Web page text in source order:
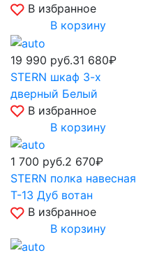
В избранное
В корзину
19 990 руб.31 680₽
STERN шкаф 3-х
дверный Белый
В избранное
В корзину
1 700 руб.2 670₽
STERN полка навесная
Т-13 Дуб вотан
В избранное
В корзину